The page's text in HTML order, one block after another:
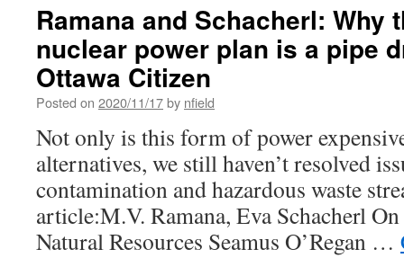
Ramana and Schacherl: Why
nuclear power plan is a pipe
Ottawa Citizen
Posted on 2020/11/17by nfield
Not only is this form of power
alternatives, we still haven’t resolved
contamination and hazardous waste
article:M.V. Ramana, Eva Schacherl
Natural Resources Seamus O’Regan …